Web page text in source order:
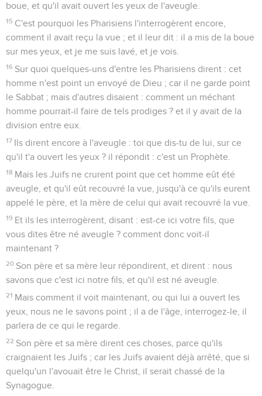
boue, et qu'il avait ouvert les yeux de l'aveugle.
15 C'est pourquoi les Pharisiens l'interrogèrent encore,
comment il avait reçu la vue ; et il leur dit : il a mis de la boue
sur mes yeux, et je me suis lavé, et je vois.
16 Sur quoi quelques-uns d'entre les Pharisiens dirent : cet
homme n'est point un envoyé de Dieu ; car il ne garde point
le Sabbat ; mais d'autres disaient : comment un méchant
homme pourrait-il faire de tels prodiges ? et il y avait de la
division entre eux.
17 Ils dirent encore à l'aveugle : toi que dis-tu de lui, sur ce
qu'il t'a ouvert les yeux ? il répondit : c'est un Prophète.
18 Mais les Juifs ne crurent point que cet homme eût été
aveugle, et qu'il eût recouvré la vue, jusqu'à ce qu'ils eurent
appelé le père, et la mère de celui qui avait recouvré la vue.
19 Et ils les interrogèrent, disant : est-ce ici votre fils, que
vous dites être né aveugle ? comment donc voit-il
maintenant ?
20 Son père et sa mère leur répondirent, et dirent : nous
savons que c'est ici notre fils, et qu'il est né aveugle.
21 Mais comment il voit maintenant, ou qui lui a ouvert les
yeux, nous ne le savons point ; il a de l'âge, interrogez-le, il
parlera de ce qui le regarde.
22 Son père et sa mère dirent ces choses, parce qu'ils
craignaient les Juifs ; car les Juifs avaient déjà arrêté, que si
quelqu'un l'avouait être le Christ, il serait chassé de la
Synagogue.